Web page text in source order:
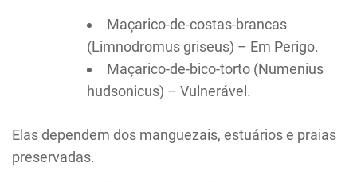
Maçarico-de-costas-brancas
(Limnodromus griseus) – Em Perigo.
Maçarico-de-bico-torto (Numenius
hudsonicus) – Vulnerável.
Elas dependem dos manguezais, estuários e praias
preservadas.